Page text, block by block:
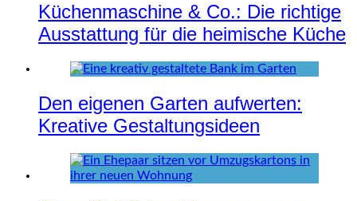
Küchenmaschine & Co.: Die richtige
Ausstattung für die heimische Küche
Den eigenen Garten aufwerten:
Kreative Gestaltungsideen